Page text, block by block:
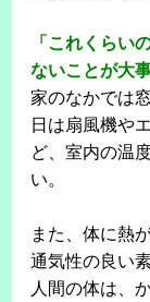
「これくらい
ないことが大
家のなかでは
日は扇風機や
ど、室内の温
い。
また、体に熱
通気性の良い
人間の体は、